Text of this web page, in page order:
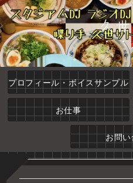
久
プロフィール・ボイスサンプル
お仕事
お問